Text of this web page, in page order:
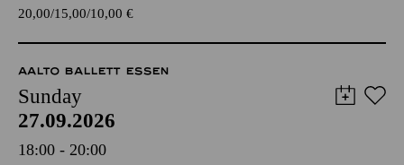
20,00 15,00 10,00 €
AALTO BALLETT ESSEN
Sunday
27.09.2026
18:00 - 20:00